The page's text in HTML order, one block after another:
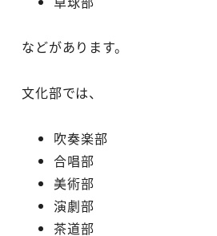
などがあります。
文化部では、
吹奏楽部
合唱部
美術部
演劇部
茶道部